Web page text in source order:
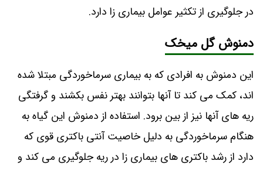
در جلوگیری از تکثیر عوامل بیماری‌ زا دارد.
دمنوش گل میخک
این دمنوش به افرادی که به بیماری سرماخوردگی مبتلا شده
اند، کمک می کند تا آنها بتوانند بهتر نفس بکشند و گرفتگی
ریه های آنها نیز از بین برود. استفاده از دمنوش این گیاه به
هنگام سرماخوردگی به دلیل خاصیت آنتی باکتری قوی که
دارد از رشد باکتری های بیماری زا در ریه جلوگیری می کند و